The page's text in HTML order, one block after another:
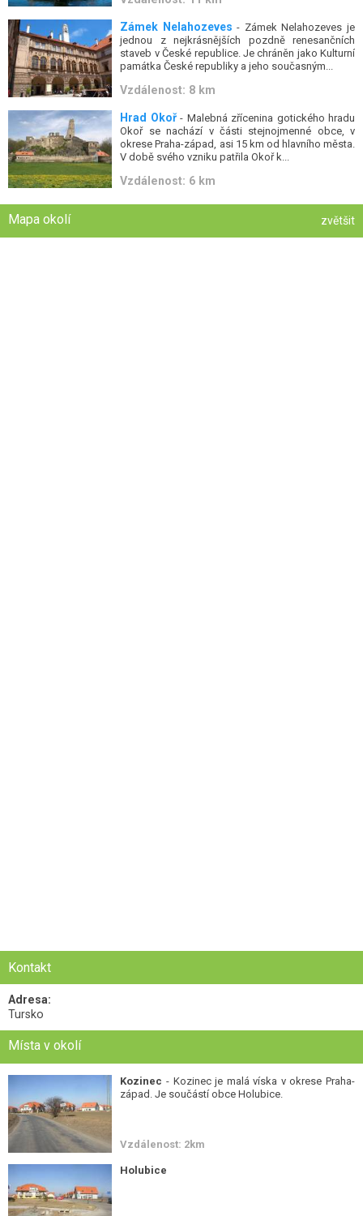
Zámek Nelahozeves - Zámek Nelahozeves je
jednou z nejkrásnějších pozdně renesančních
staveb v České republice. Je chráněn jako Kulturní
památka České republiky a jeho současným...
Vzdálenost: 8 km
Hrad Okoř- Malebná zřícenina gotického hradu
Okoř se nachází v části stejnojmenné obce, v
okrese Praha-západ, asi 15 km od hlavního města.
V době svého vzniku patřila Okoř k...
Vzdálenost: 6 km
Mapa okolí zvětšit
Kontakt
Adresa:
Tursko
Místa v okolí
Kozinec - Kozinec je malá víska v okrese Praha-
západ. Je součástí obce Holubice.
Vzdálenost: 2km
Holubice